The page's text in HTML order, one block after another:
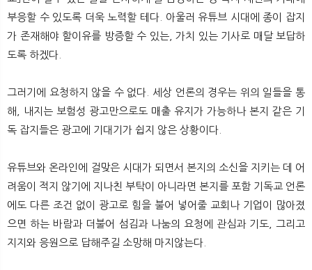
부응할 수 있도록 더욱 노력할 테다. 아울러 유튜브 시대에 종이 잡지
가 존재해야 할이유를 방증할 수 있는, 가치 있는 기사로 매달 보답하
도록 하겠다.
그러기에 요청하지 않을 수 없다. 세상 언론의 경우는 위의 일들을 통
해, 내지는 보험성 광고만으로도 매출 유지가 가능하나 본지 같은 기
독 잡지들은 광고에 기대기가 쉽지 않은 상황이다.
유튜브와 온라인에 걸맞은 시대가 되면서 본지의 소신을 지키는 데 어
려움이 적지 않기에 지나친 부탁이 아니라면 본지를 포함 기독교 언론
에도 다른 조건 없이 광고로 힘을 불어 넣어줄 교회나 기업이 많아졌
으면 하는 바람과 더불어 섬김과 나눔의 요청에 관심과 기도, 그리고
지지와 응원으로 답해주길 소망해 마지않는다.